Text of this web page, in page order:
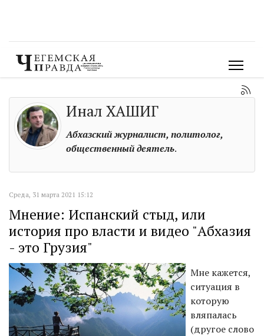
Инал ХАШИГ
Абхазский журналист, политолог,
общественный деятель.
Среда, 31 марта 2021 15:12
Мнение: Испанский стыд, или
история про власти и видео "Абхазия
- это Грузия"
Мне кажется,
ситуация в
которую
вляпалась
(другое слово